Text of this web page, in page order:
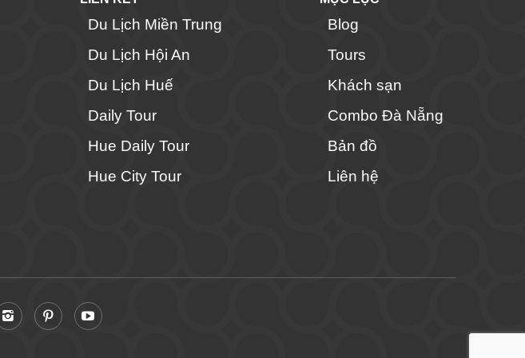
Du Lịch Miền Trung
Du Lịch Hội An
Du Lịch Huế
Daily Tour
Hue Daily Tour
Hue City Tour
Blog
Tours
Khách sạn
Combo Đà Nẵng
Bản đồ
Liên hệ